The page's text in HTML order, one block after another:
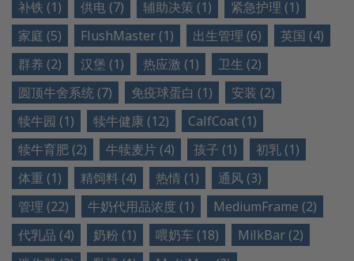
补铁 (1)
供电 (7) 辅助决策 (1)
紧急护理 (1)
家庭 (5)
FlushMaster (1) 出生管理 (6)
英国 (4)
群养 (2)
汉堡 (1) 热应激 (1)
卫生 (2)
圆顶牛舍系统 (7)
免疫球蛋白 (1)
安装 (2)
犊牛园 (1)
犊牛健康 (12)
CalfCoat (1)
犊牛育肥 (2)
牛犊麦片 (4) 孩子 (1)
初乳 (1)
体重 (1)
精饲料 (4) 热情 (1)
通风 (3)
管理 (22)
牛奶代用品浓度 (1)
MediumFrame (2)
代乳品 (4)
奶粉 (1) 喂奶车 (18)
MilkBar (2)